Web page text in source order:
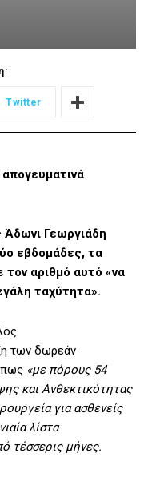
Twitter
Γεωργιάδη
εβδομάδες, τα
τον αριθμό αυτό «να
ταχύτητα».
των δωρεάν
πως «με πόρους 54
και Ανθεκτικότητας
για ασθενείς
λίστα
τέσσερις μήνες.